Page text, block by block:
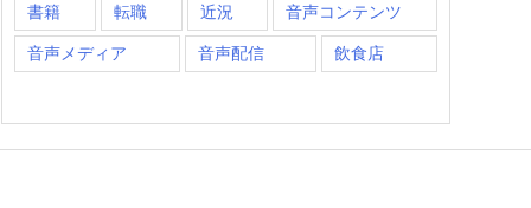
書籍 転職 近況 音声コンテンツ
音声メディア 音声配信 飲食店